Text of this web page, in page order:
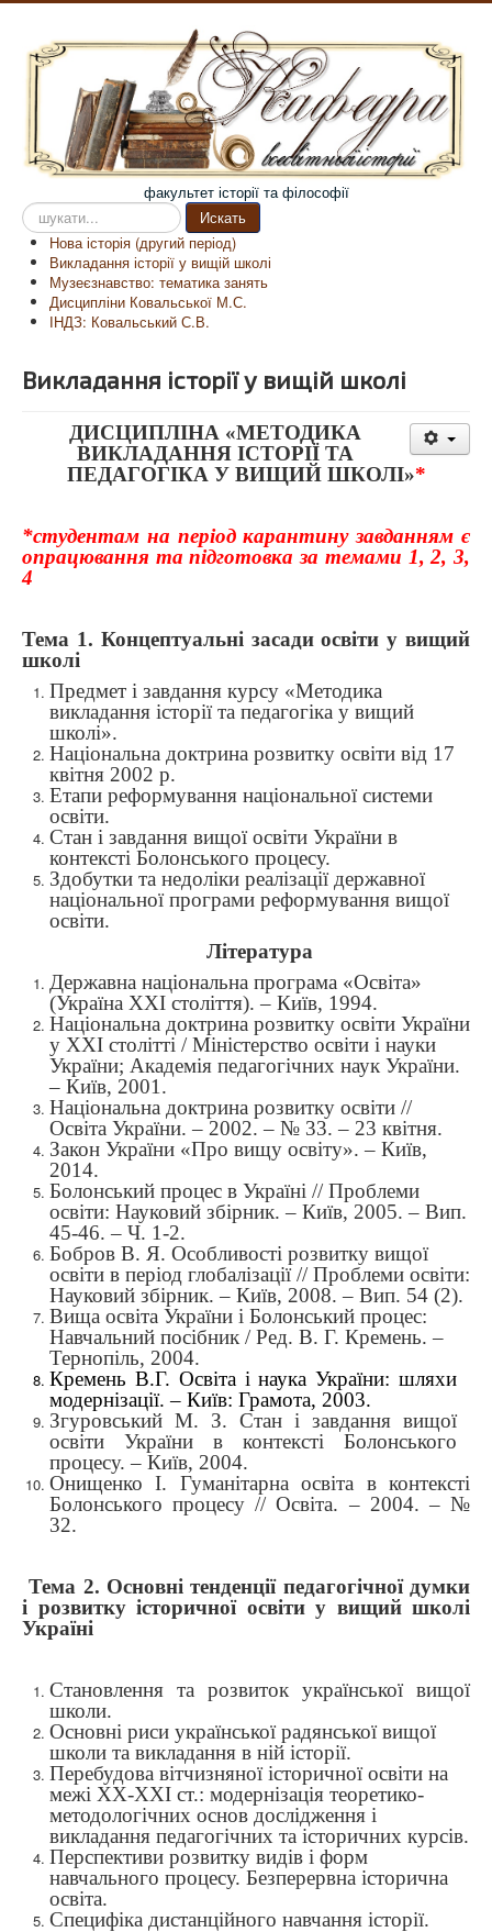
факультет історії та філософії
Пошук
на
сайті
Искать
Нова історія (другий період)
Викладання історії у вищій школі
Музеєзнавство: тематика занять
Дисципліни Ковальської М.С.
ІНДЗ: Ковальський С.В.
Викладання історії у вищій школі
ДИСЦИПЛІНА «МЕТОДИКА
ВИКЛАДАННЯ ІСТОРІЇ ТА
ПЕДАГОГІКА У ВИЩИЙ ШКОЛІ»*
*студентам на період карантину завданням є
опрацювання та підготовка за темами 1, 2, 3,
4
Тема 1. Концептуальні засади освіти у вищий
школі
Предмет і завдання курсу «Методика
викладання історії та педагогіка у вищий
школі».
Національна доктрина розвитку освіти від 17
квітня 2002 р.
Етапи реформування національної системи
освіти.
Стан і завдання вищої освіти України в
контексті Болонського процесу.
Здобутки та недоліки реалізації державної
національної програми реформування вищої
освіти.
Література
Державна національна програма «Освіта»
(Україна ХХІ століття). – Київ, 1994.
Національна доктрина розвитку освіти України
у ХХІ столітті / Міністерство освіти і науки
України; Академія педагогічних наук України.
– Київ, 2001.
Національна доктрина розвитку освіти //
Освіта України. – 2002. – № 33. – 23 квітня.
Закон України «Про вищу освіту». – Київ,
2014.
Болонський процес в Україні // Проблеми
освіти: Науковий збірник. – Київ, 2005. – Вип.
45-46. – Ч. 1-2.
Бобров В. Я. Особливості розвитку вищої
освіти в період глобалізації // Проблеми освіти:
Науковий збірник. – Київ, 2008. – Вип. 54 (2).
Вища освіта України і Болонський процес:
Навчальний посібник / Ред. В. Г. Кремень. –
Тернопіль, 2004.
Кремень В.Г. Освіта і наука України: шляхи
модернізації. – Київ: Грамота, 2003.
Згуровський М. З. Стан і завдання вищої
освіти України в контексті Болонського
процесу. – Київ, 2004.
Онищенко І. Гуманітарна освіта в контексті
Болонського процесу // Освіта. – 2004. – №
32.
Тема 2. Основні тенденції педагогічної думки
і розвитку історичної освіти у вищий школі
Україні
Становлення та розвиток української вищої
школи.
Основні риси української радянської вищої
школи та викладання в ній історії.
Перебудова вітчизняної історичної освіти на
межі ХХ-ХХІ ст.: модернізація теоретико-
методологічних основ дослідження і
викладання педагогічних та історичних курсів.
Перспективи розвитку видів і форм
навчального процесу. Безперервна історична
освіта.
Специфіка дистанційного навчання історії.